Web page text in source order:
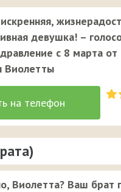
девушка! –
с 8 марта от
Виолетты
Виолетта? Ваш брат